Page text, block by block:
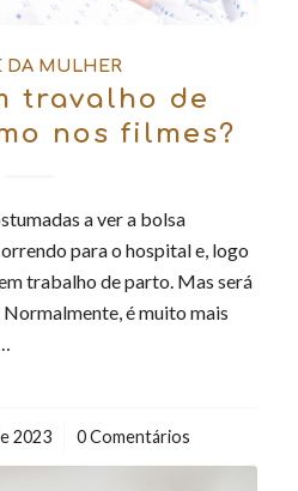
DA MULHER
travalho de
nos filmes?
a ver a bolsa
para o hospital e, logo
trabalho de parto. Mas será
Normalmente, é muito mais
2023 0 Comentários